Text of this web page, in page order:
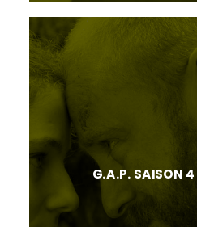
G.A.P. SAISON 4